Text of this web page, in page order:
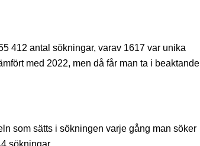
412 antal sökningar, varav 1617 var unika
med 2022, men då får man ta i beaktande
som sätts i sökningen varje gång man söker
sökningar.